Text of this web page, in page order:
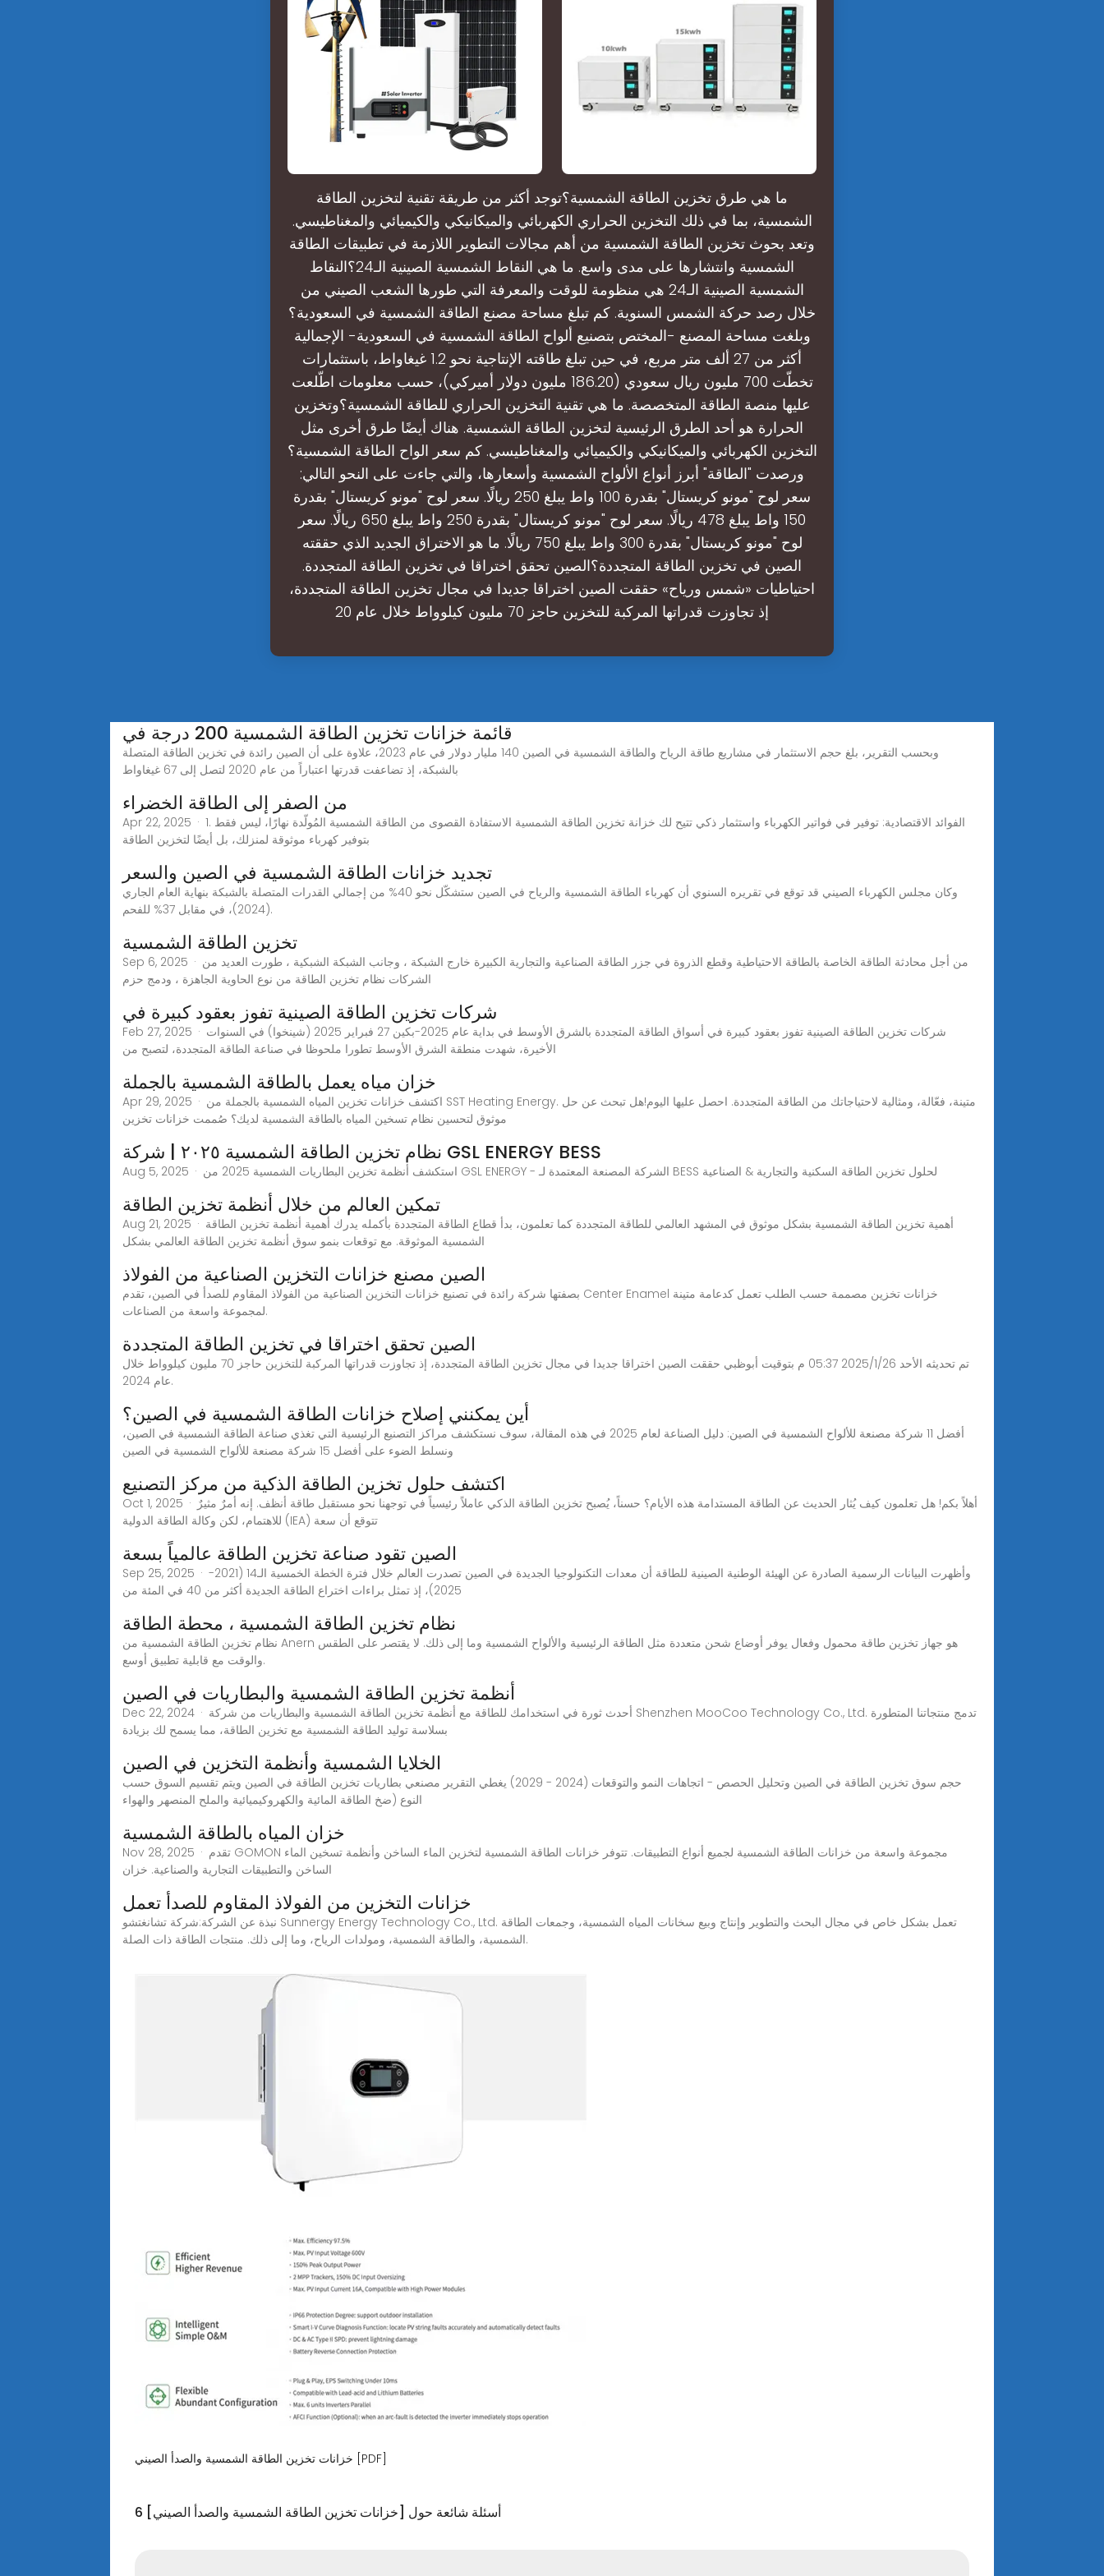
ما هي طرق تخزين الطاقة الشمسية؟توجد أكثر من طريقة تقنية لتخزين الطاقة
الشمسية، بما في ذلك التخزين الحراري الكهربائي والميكانيكي والكيميائي والمغناطيسي.
وتعد بحوث تخزين الطاقة الشمسية من أهم مجالات التطوير اللازمة في تطبيقات الطاقة
الشمسية وانتشارها على مدى واسع. ما هي النقاط الشمسية الصينية الـ24؟النقاط
الشمسية الصينية الـ24 هي منظومة للوقت والمعرفة التي طورها الشعب الصيني من
خلال رصد حركة الشمس السنوية. كم تبلغ مساحة مصنع الطاقة الشمسية في السعودية؟
وبلغت مساحة المصنع -المختص بتصنيع ألواح الطاقة الشمسية في السعودية- الإجمالية
أكثر من 27 ألف متر مربع، في حين تبلغ طاقته الإنتاجية نحو 1.2 غيغاواط، باستثمارات
تخطّت 700 مليون ريال سعودي (186.20 مليون دولار أميركي)، حسب معلومات اطّلعت
عليها منصة الطاقة المتخصصة. ما هي تقنية التخزين الحراري للطاقة الشمسية؟وتخزين
الحرارة هو أحد الطرق الرئيسية لتخزين الطاقة الشمسية. هناك أيضًا طرق أخرى مثل
التخزين الكهربائي والميكانيكي والكيميائي والمغناطيسي. كم سعر الواح الطاقة الشمسية؟
ورصدت "الطاقة" أبرز أنواع الألواح الشمسية وأسعارها، والتي جاءت على النحو التالي:
سعر لوح "مونو كريستال" بقدرة 100 واط يبلغ 250 ريالًا. سعر لوح "مونو كريستال" بقدرة
150 واط يبلغ 478 ريالًا. سعر لوح "مونو كريستال" بقدرة 250 واط يبلغ 650 ريالًا. سعر
لوح "مونو كريستال" بقدرة 300 واط يبلغ 750 ريالًا. ما هو الاختراق الجديد الذي حققته
الصين في تخزين الطاقة المتجددة؟الصين تحقق اختراقا في تخزين الطاقة المتجددة.
احتياطيات «شمس ورياح» حققت الصين اختراقا جديدا في مجال تخزين الطاقة المتجددة،
إذ تجاوزت قدراتها المركبة للتخزين حاجز 70 مليون كيلوواط خلال عام 20
قائمة خزانات تخزين الطاقة الشمسية 200 درجة في
وبحسب التقرير، بلغ حجم الاستثمار في مشاريع طاقة الرياح والطاقة الشمسية في الصين 140 مليار دولار في عام 2023، علاوة على أن الصين رائدة في تخزين الطاقة المتصلة
بالشبكة، إذ تضاعفت قدرتها اعتباراً من عام 2020 لتصل إلى 67 غيغاواط
من الصفر إلى الطاقة الخضراء
Apr 22, 2025 · 1. الفوائد الاقتصادية: توفير في فواتير الكهرباء واستثمار ذكي تتيح لك خزانة تخزين الطاقة الشمسية الاستفادة القصوى من الطاقة الشمسية المُولّدة نهارًا، ليس فقط
بتوفير كهرباء موثوقة لمنزلك، بل أيضًا لتخزين الطاقة
تجديد خزانات الطاقة الشمسية في الصين والسعر
وكان مجلس الكهرباء الصيني قد توقع في تقريره السنوي أن كهرباء الطاقة الشمسية والرياح في الصين ستشكّل نحو 40% من إجمالي القدرات المتصلة بالشبكة بنهاية العام الجاري
(2024)، في مقابل 37% للفحم.
تخزين الطاقة الشمسية
Sep 6, 2025 · من أجل محادثة الطاقة الخاصة بالطاقة الاحتياطية وقطع الذروة في جزر الطاقة الصناعية والتجارية الكبيرة خارج الشبكة ، وجانب الشبكة الشبكية ، طورت العديد من
الشركات نظام تخزين الطاقة من نوع الحاوية الجاهزة ، ودمج حزم
شركات تخزين الطاقة الصينية تفوز بعقود كبيرة في
Feb 27, 2025 · شركات تخزين الطاقة الصينية تفوز بعقود كبيرة في أسواق الطاقة المتجددة بالشرق الأوسط في بداية عام 2025-بكين 27 فبراير 2025 (شينخوا) في السنوات
الأخيرة، شهدت منطقة الشرق الأوسط تطورا ملحوظا في صناعة الطاقة المتجددة، لتصبح من
خزان مياه يعمل بالطاقة الشمسية بالجملة
Apr 29, 2025 · اكتشف خزانات تخزين المياه الشمسية بالجملة من SST Heating Energy. متينة، فعّالة، ومثالية لاحتياجاتك من الطاقة المتجددة. احصل عليها اليوم!هل تبحث عن حل
موثوق لتحسين نظام تسخين المياه بالطاقة الشمسية لديك؟ صُممت خزانات تخزين
نظام تخزين الطاقة الشمسية ٢٠٢٥ | شركة GSL ENERGY BESS
Aug 5, 2025 · استكشف أنظمة تخزين البطاريات الشمسية 2025 من GSL ENERGY - الشركة المصنعة المعتمدة لـ BESS لحلول تخزين الطاقة السكنية والتجارية & الصناعية
تمكين العالم من خلال أنظمة تخزين الطاقة
Aug 21, 2025 · أهمية تخزين الطاقة الشمسية بشكل موثوق في المشهد العالمي للطاقة المتجددة كما تعلمون، بدأ قطاع الطاقة المتجددة بأكمله يدرك أهمية أنظمة تخزين الطاقة
الشمسية الموثوقة. مع توقعات بنمو سوق أنظمة تخزين الطاقة العالمي بشكل
الصين مصنع خزانات التخزين الصناعية من الفولاذ
بصفتها شركة رائدة في تصنيع خزانات التخزين الصناعية من الفولاذ المقاوم للصدأ في الصين، تقدم Center Enamel خزانات تخزين مصممة حسب الطلب تعمل كدعامة متينة
لمجموعة واسعة من الصناعات.
الصين تحقق اختراقا في تخزين الطاقة المتجددة
تم تحديثه الأحد 2025/1/26 05:37 م بتوقيت أبوظبي حققت الصين اختراقا جديدا في مجال تخزين الطاقة المتجددة، إذ تجاوزت قدراتها المركبة للتخزين حاجز 70 مليون كيلوواط خلال
عام 2024.
أين يمكنني إصلاح خزانات الطاقة الشمسية في الصين؟
أفضل 11 شركة مصنعة للألواح الشمسية في الصين: دليل الصناعة لعام 2025 في هذه المقالة، سوف نستكشف مراكز التصنيع الرئيسية التي تغذي صناعة الطاقة الشمسية في الصين،
ونسلط الضوء على أفضل 15 شركة مصنعة للألواح الشمسية في الصين
اكتشف حلول تخزين الطاقة الذكية من مركز التصنيع
Oct 1, 2025 · أهلاً بكم! هل تعلمون كيف يُثار الحديث عن الطاقة المستدامة هذه الأيام؟ حسناً، يُصبح تخزين الطاقة الذكي عاملاً رئيسياً في توجهنا نحو مستقبل طاقة أنظف. إنه أمرٌ مثيرٌ
للاهتمام، لكن وكالة الطاقة الدولية (IEA) تتوقع أن سعة
الصين تقود صناعة تخزين الطاقة عالمياً بسعة
Sep 25, 2025 · وأظهرت البيانات الرسمية الصادرة عن الهيئة الوطنية الصينية للطاقة أن معدات التكنولوجيا الجديدة في الصين تصدرت العالم خلال فترة الخطة الخمسية الـ14 (2021-
2025)، إذ تمثل براءات اختراع الطاقة الجديدة أكثر من 40 في المئة من
نظام تخزين الطاقة الشمسية ، محطة الطاقة
نظام تخزين الطاقة الشمسية من Anern هو جهاز تخزين طاقة محمول وفعال يوفر أوضاع شحن متعددة مثل الطاقة الرئيسية والألواح الشمسية وما إلى ذلك. لا يقتصر على الطقس
والوقت مع قابلية تطبيق أوسع.
أنظمة تخزين الطاقة الشمسية والبطاريات في الصين
Dec 22, 2024 · أحدث ثورة في استخدامك للطاقة مع أنظمة تخزين الطاقة الشمسية والبطاريات من شركة Shenzhen MooCoo Technology Co., Ltd. تدمج منتجاتنا المتطورة
بسلاسة توليد الطاقة الشمسية مع تخزين الطاقة، مما يسمح لك بزيادة
الخلايا الشمسية وأنظمة التخزين في الصين
حجم سوق تخزين الطاقة في الصين وتحليل الحصص - اتجاهات النمو والتوقعات (2024 - 2029) يغطي التقرير مصنعي بطاريات تخزين الطاقة في الصين ويتم تقسيم السوق حسب
النوع (ضخ الطاقة المائية والكهروكيميائية والملح المنصهر والهواء
خزان المياه بالطاقة الشمسية
Nov 28, 2025 · تقدم GOMON مجموعة واسعة من خزانات الطاقة الشمسية لجميع أنواع التطبيقات. تتوفر خزانات الطاقة الشمسية لتخزين الماء الساخن وأنظمة تسخين الماء
الساخن والتطبيقات التجارية والصناعية. خزان
خزانات التخزين من الفولاذ المقاوم للصدأ تعمل
نبذة عن الشركة:شركة تشانغتشو Sunnergy Energy Technology Co., Ltd. تعمل بشكل خاص في مجال البحث والتطوير وإنتاج وبيع سخانات المياه الشمسية، وجمعات الطاقة
الشمسية، والطاقة الشمسية، ومولدات الرياح، وما إلى ذلك. منتجات الطاقة ذات الصلة.
خزانات تخزين الطاقة الشمسية والصدأ الصيني [PDF]
6 أسئلة شائعة حول [خزانات تخزين الطاقة الشمسية والصدأ الصيني]